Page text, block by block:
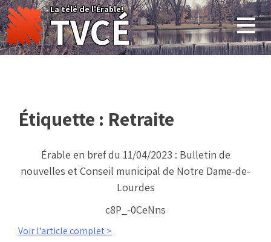
Skip
to
content
La télé de l'Érable!
TVCÉ
Étiquette : Retraite
Érable en bref du 11/04/2023 : Bulletin de
nouvelles et Conseil municipal de Notre Dame-de-
Lourdes
c8P_-0CeNns
Voir l'article complet >